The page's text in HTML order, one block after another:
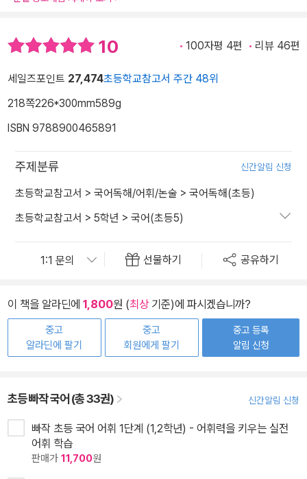
10 100자평 4편 리뷰 46편
세일즈포인트 27,474초등학교참고서 주간 48위
218쪽226*300mm589g
ISBN 9788900465891
주제분류 신간알림 신청
초등학교참고서 > 국어독해/어휘/논술 > 국어독해(초등)
초등학교참고서 > 5학년 > 국어(초등5)
선물하기 공유하기
이 책을 알라딘에 1,800원 (최상기준)에 파시겠습니까?
중고
알라딘에 팔기
중고
회원에게 팔기
중고 등록
알림 신청
초등 빠작 국어 (총 33권) 신간알림 신청
빠작 초등 국어 어휘 1단계 (1,2학년) - 어휘력을 키우는 실전
어휘 학습
판매가 11,700원